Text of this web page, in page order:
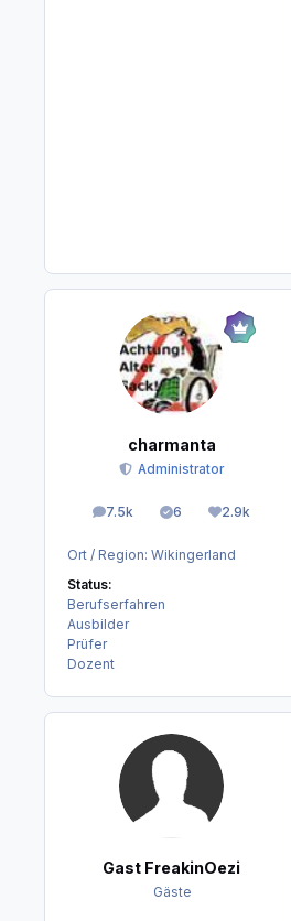
charmanta
Administrator
7.5k
Beiträge 6
Lösungen2.9k
Reputation
Ort / Region: Wikingerland
Status:
Berufserfahren
Ausbilder
Prüfer
Dozent
Gast FreakinOezi
Gäste